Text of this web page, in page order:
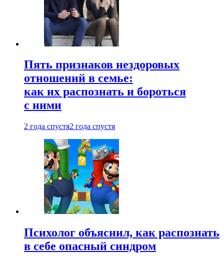
Пять признаков нездоровых
отношений в семье:
как их распознать и бороться
с ними
2 года спустя2 года спустя
Психолог объяснил, как распознать
в себе опасный синдром